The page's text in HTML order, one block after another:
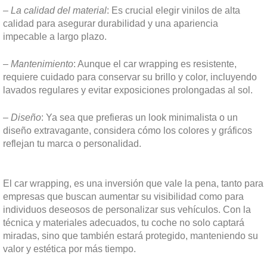
– La calidad del material: Es crucial elegir vinilos de alta
calidad para asegurar durabilidad y una apariencia
impecable a largo plazo.
– Mantenimiento: Aunque el car wrapping es resistente,
requiere cuidado para conservar su brillo y color, incluyendo
lavados regulares y evitar exposiciones prolongadas al sol.
– Diseño: Ya sea que prefieras un look minimalista o un
diseño extravagante, considera cómo los colores y gráficos
reflejan tu marca o personalidad.
El car wrapping, es una inversión que vale la pena, tanto para
empresas que buscan aumentar su visibilidad como para
individuos deseosos de personalizar sus vehículos. Con la
técnica y materiales adecuados, tu coche no solo captará
miradas, sino que también estará protegido, manteniendo su
valor y estética por más tiempo.